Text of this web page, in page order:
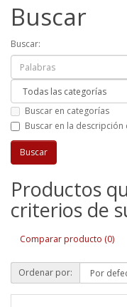
Buscar
Buscar:
Buscar en categorías
Buscar en la
Productos
criterios de
Comparar producto (0)
Ordenar por: